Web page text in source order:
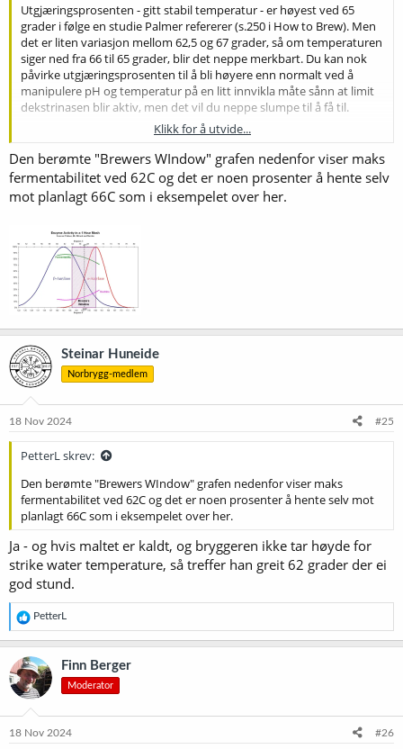
Utgjæringsprosenten - gitt stabil temperatur - er høyest ved 65
grader i følge en studie Palmer refererer (s.250 i How to Brew). Men
det er liten variasjon mellom 62,5 og 67 grader, så om temperaturen
siger ned fra 66 til 65 grader, blir det neppe merkbart. Du kan nok
påvirke utgjæringsprosenten til å bli høyere enn normalt ved å
manipulere pH og temperatur på en litt innvikla måte sånn at limit
dekstrinasen blir aktiv, men det vil du neppe slumpe til å få til.
Hvis du ikke bruker et utmesksteg, får du høyere utgjæringsprosent
enn om du gjør det, fordi utmesksteget vil gi deg et litt høyere
utbytte som stort sett bare består av dekstriner. Men det dreier seg
nok heller ikke om veldig mye. (Du vil få høyere FG, også, så ølet
påvirkes i praksis ikke i det hele tatt.)
Kort sagt: Dersom du mesker inn på 66 grader, legger du opp til
maksimal gjærbarhet, og det kan ikke skje noe med
mesketemperaturen som kan øke den merkbart.
Klikk for å utvide...
Den berømte "Brewers WIndow" grafen nedenfor viser maks
fermentabilitet ved 62C og det er noen prosenter å hente selv
mot planlagt 66C som i eksempelet over her.
Steinar Huneide
Norbrygg-medlem
18 Nov 2024 #25
PetterL skrev:
Den berømte "Brewers WIndow" grafen nedenfor viser maks
fermentabilitet ved 62C og det er noen prosenter å hente selv mot
planlagt 66C som i eksempelet over her.
Ja - og hvis maltet er kaldt, og bryggeren ikke tar høyde for
strike water temperature, så treffer han greit 62 grader der ei
god stund.
R
e
a
k
s
j
o
e
PetterL
Finn Berger
Moderator
18 Nov 2024 #26